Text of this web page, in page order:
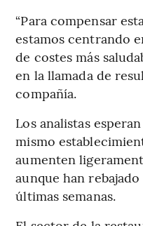
“Para compensar
estamos centrando
de costes más
en la llamada de
compañía.
Los analistas
mismo
aumenten
aunque han
últimas semanas.